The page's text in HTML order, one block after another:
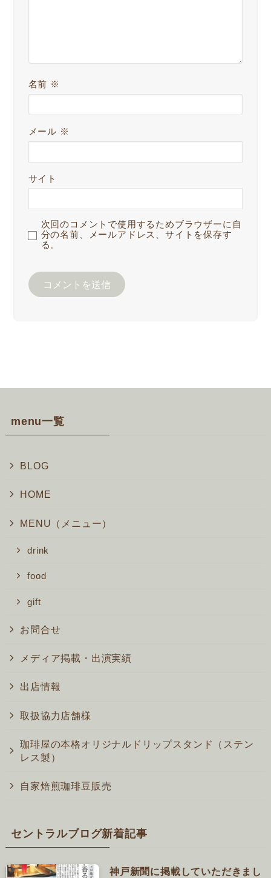
名前 ※
メール ※
サイト
次回のコメントで使用するためブラウザーに自
分の名前、メールアドレス、サイトを保存す
る。
menu一覧
BLOG
HOME
MENU（メニュー）
drink
food
gift
お問合せ
メディア掲載・出演実績
出店情報
取扱協力店舗様
珈琲屋の本格オリジナルドリップスタンド（ステン
レス製）
自家焙煎珈琲豆販売
セントラルブログ新着記事
神戸新聞に掲載していただきまし